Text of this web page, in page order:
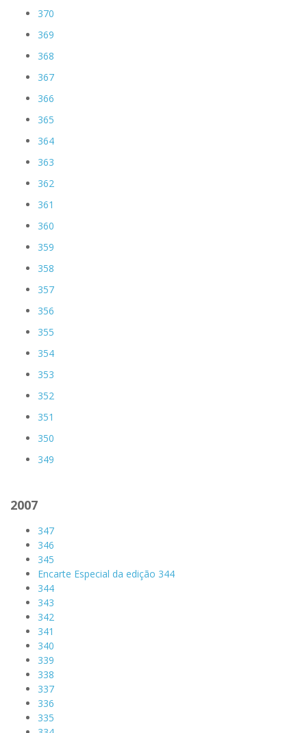
370
369
368
367
366
365
364
363
362
361
360
359
358
357
356
355
354
353
352
351
350
349
2007
347
346
345
Encarte Especial da edição 344
344
343
342
341
340
339
338
337
336
335